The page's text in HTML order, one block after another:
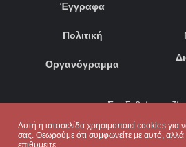
Αυτή η ιστοσελίδα χρησιμοποιεί cookies για
σας. Θεωρούμε ότι συμφωνείτε με αυτό, αλλά
επιθυμείτε.
Έγγραφα
Πολιτική
Οργανόγραμμα
Συνδεθείτε μαζί